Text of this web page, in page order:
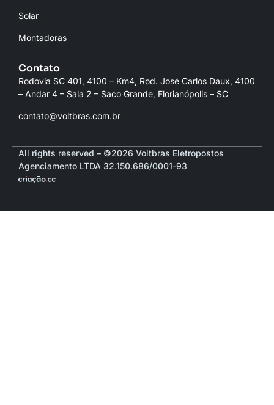
Solar
Montadoras
Contato
Rodovia SC 401, 4100 – Km4, Rod. José Carlos Daux, 4100
– Andar 4 – Sala 2 – Saco Grande, Florianópolis – SC
contato@voltbras.com.br
All rights reserved – ©2026 Voltbras Eletropostos
Agenciamento LTDA 32.150.686/0001-93